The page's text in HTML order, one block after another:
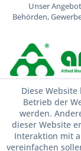
Unser
Behörden,
Diese
Betrieb der
werden.
dieser Website
Interaktion mit
vereinfachen